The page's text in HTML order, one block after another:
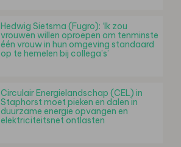
Hedwig Sietsma (Fugro): ‘Ik zou
vrouwen willen oproepen om tenminste
één vrouw in hun omgeving standaard
op te hemelen bij collega’s’
Circulair Energielandschap (CEL) in
Staphorst moet pieken en dalen in
duurzame energie opvangen en
elektriciteitsnet ontlasten